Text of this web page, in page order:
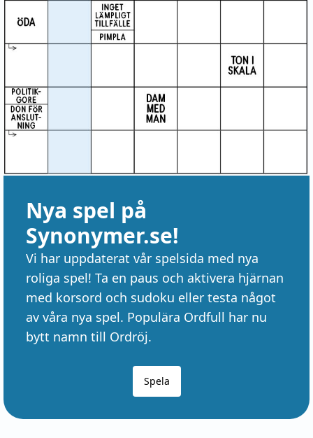
Nya spel på
Synonymer.se!
Vi har uppdaterat vår spelsida med nya
roliga spel! Ta en paus och aktivera hjärnan
med korsord och sudoku eller testa något
av våra nya spel. Populära Ordfull har nu
bytt namn till Ordröj.
Spela